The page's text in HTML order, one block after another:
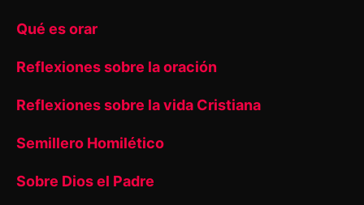
Qué es orar
Reflexiones sobre la oración
Reflexiones sobre la vida Cristiana
Semillero Homilético
Sobre Dios el Padre